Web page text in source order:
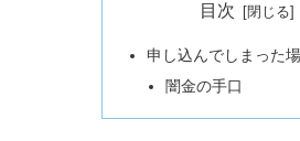
目次
申し込んでしまった
闇金の手口